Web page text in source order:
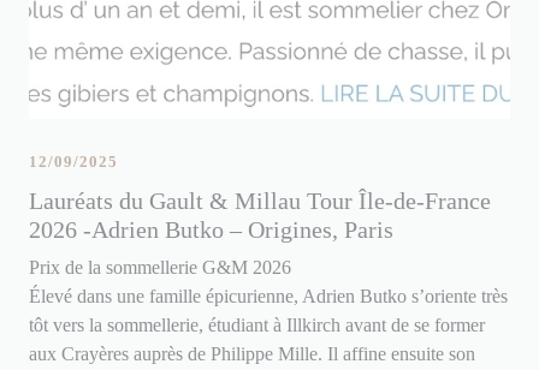
Lauréats du Gault & Millau Tour Île-de-France
2026 -Adrien Butko – Origines, Paris
12/09/2025
Prix de la sommellerie G&M 2026
Élevé dans une famille épicurienne, Adrien Butko s’oriente très
tôt vers la sommellerie, étudiant à Illkirch avant de se former
aux Crayères auprès de Philippe Mille. Il affine ensuite son